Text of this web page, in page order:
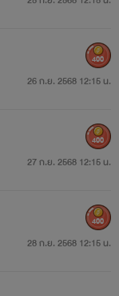
26 ก.ย. 2568 12:15 น.
400
27 ก.ย. 2568 12:15 น.
400
28 ก.ย. 2568 12:15 น.
400